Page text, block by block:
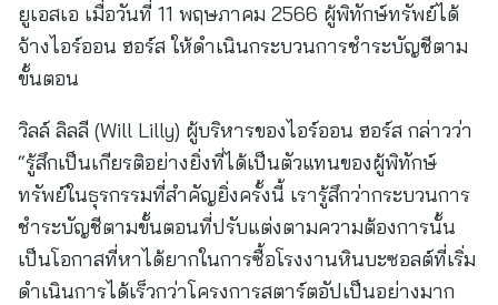
ยูเอสเอ เมื่อวันที่ 11 พฤษภาคม 2566 ผู้พิทักษ์ทรัพย์ได้
จ้างไอร์ออน ฮอร์ส ให้ดำเนินกระบวนการชำระบัญชีตาม
ขั้นตอน
วิลล์ ลิลลี (Will Lilly) ผู้บริหารของไอร์ออน ฮอร์ส กล่าวว่า
“รู้สึกเป็นเกียรติอย่างยิ่งที่ได้เป็นตัวแทนของผู้พิทักษ์
ทรัพย์ในธุรกรรมที่สำคัญยิ่งครั้งนี้ เรารู้สึกว่ากระบวนการ
ชำระบัญชีตามขั้นตอนที่ปรับแต่งตามความต้องการนั้น
เป็นโอกาสที่หาได้ยากในการซื้อโรงงานหินบะซอลต์ที่เริ่ม
ดำเนินการได้เร็วกว่าโครงการสตาร์ตอัปเป็นอย่างมาก